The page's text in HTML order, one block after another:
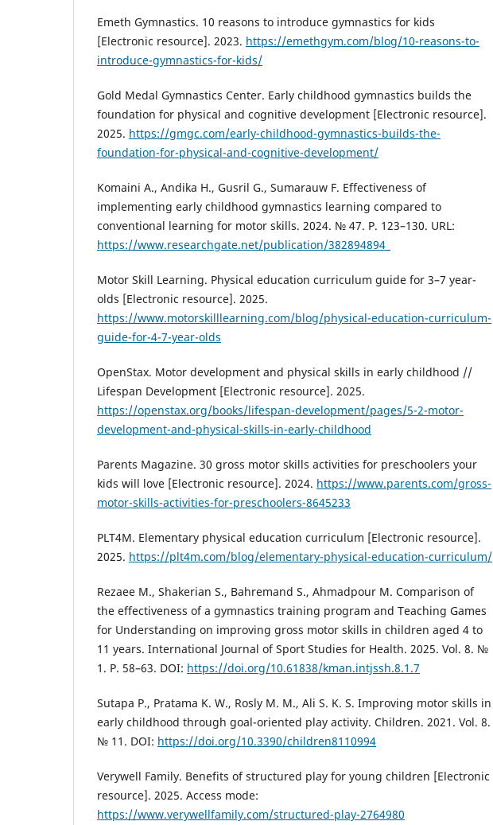
Emeth Gymnastics. 10 reasons to introduce gymnastics for kids
[Electronic resource]. 2023. https://emethgym.com/blog/10-reasons-to-
introduce-gymnastics-for-kids/
Gold Medal Gymnastics Center. Early childhood gymnastics builds the
foundation for physical and cognitive development [Electronic resource].
2025. https://gmgc.com/early-childhood-gymnastics-builds-the-
foundation-for-physical-and-cognitive-development/
Komaini A., Andika H., Gusril G., Sumarauw F. Effectiveness of
implementing early childhood gymnastics learning compared to
conventional learning for motor skills. 2024. № 47. P. 123–130. URL:
https://www.researchgate.net/publication/382894894_
Motor Skill Learning. Physical education curriculum guide for 3–7 year-
olds [Electronic resource]. 2025.
https://www.motorskilllearning.com/blog/physical-education-curriculum-
guide-for-4-7-year-olds
OpenStax. Motor development and physical skills in early childhood //
Lifespan Development [Electronic resource]. 2025.
https://openstax.org/books/lifespan-development/pages/5-2-motor-
development-and-physical-skills-in-early-childhood
Parents Magazine. 30 gross motor skills activities for preschoolers your
kids will love [Electronic resource]. 2024. https://www.parents.com/gross-
motor-skills-activities-for-preschoolers-8645233
PLT4M. Elementary physical education curriculum [Electronic resource].
2025. https://plt4m.com/blog/elementary-physical-education-curriculum/
Rezaee M., Shakerian S., Bahremand S., Ahmadpour M. Comparison of
the effectiveness of a gymnastics training program and Teaching Games
for Understanding on improving gross motor skills in children aged 4 to
11 years. International Journal of Sport Studies for Health. 2025. Vol. 8. №
1. P. 58–63. DOI: https://doi.org/10.61838/kman.intjssh.8.1.7
Sutapa P., Pratama K. W., Rosly M. M., Ali S. K. S. Improving motor skills in
early childhood through goal-oriented play activity. Children. 2021. Vol. 8.
№ 11. DOI: https://doi.org/10.3390/children8110994
Verywell Family. Benefits of structured play for young children [Electronic
resource]. 2025. Access mode:
https://www.verywellfamily.com/structured-play-2764980